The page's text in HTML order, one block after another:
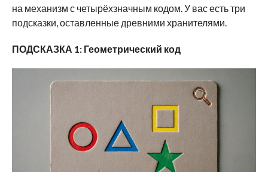
на механизм с четырёхзначным кодом. У вас есть три
подсказки, оставленные древними хранителями.
ПОДСКАЗКА 1: Геометрический код